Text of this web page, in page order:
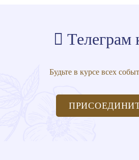
Телеграм
Будьте в курсе всех